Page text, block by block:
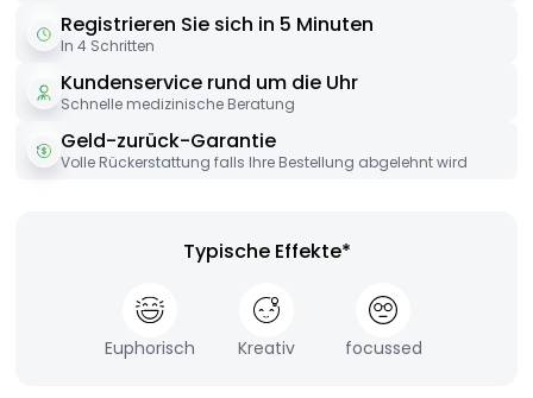
Registrieren Sie sich in 5 Minuten
In 4 Schritten
Kundenservice rund um die Uhr
Schnelle medizinische Beratung
Geld-zurück-Garantie
Volle Rückerstattung falls Ihre Bestellung abgelehnt wird
Typische Effekte*
Euphorisch Kreativ focussed